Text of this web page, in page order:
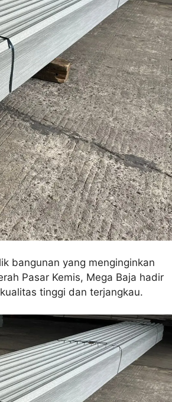
bangunan yang menginginkan
Pasar Kemis, Mega Baja hadir
tinggi dan terjangkau.